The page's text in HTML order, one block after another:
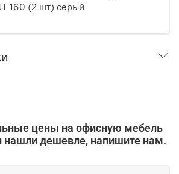
160 (2 шт) серый
цены на офисную мебель
дешевле, напишите нам.